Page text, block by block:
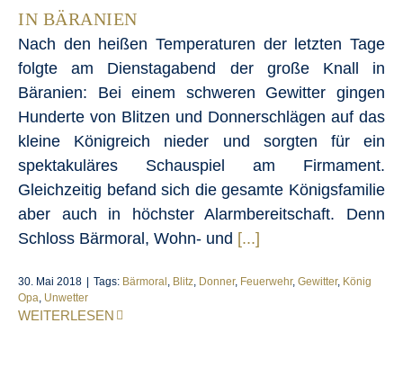
IN BÄRANIEN
Nach den heißen Temperaturen der letzten Tage
folgte am Dienstagabend der große Knall in
Bäranien: Bei einem schweren Gewitter gingen
Hunderte von Blitzen und Donnerschlägen auf das
kleine Königreich nieder und sorgten für ein
spektakuläres Schauspiel am Firmament.
Gleichzeitig befand sich die gesamte Königsfamilie
aber auch in höchster Alarmbereitschaft. Denn
Schloss Bärmoral, Wohn- und [...]
30. Mai 2018 | Tags: Bärmoral Blitz Donner, Feuerwehr, Gewitter, König
Opa Unwetter
WEITERLESEN